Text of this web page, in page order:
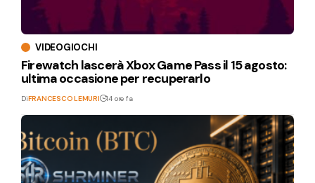
VIDEOGIOCHI
Firewatch lascerà Xbox Game Pass il 15 agosto:
ultima occasione per recuperarlo
DiFRANCESCO LEMURI 14 ore fa